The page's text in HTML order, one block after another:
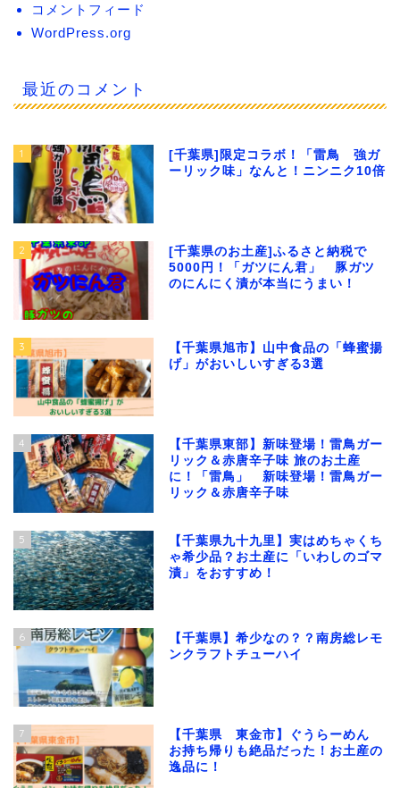
コメントフィード
WordPress.org
最近のコメント
1
[千葉県]限定コラボ！「雷鳥 強ガ
ーリック味」なんと！ニンニク10倍
2
[千葉県のお土産]ふるさと納税で
5000円！「ガツにん君」 豚ガツ
のにんにく漬が本当にうまい！
3
【千葉県旭市】山中食品の「蜂蜜揚
げ」がおいしいすぎる3選
4
【千葉県東部】新味登場！雷鳥ガー
リック＆赤唐辛子味 旅のお土産
に！「雷鳥」 新味登場！雷鳥ガー
リック＆赤唐辛子味
5
【千葉県九十九里】実はめちゃくち
ゃ希少品？お土産に「いわしのゴマ
漬」をおすすめ！
6
【千葉県】希少なの？？南房総レモ
ンクラフトチューハイ
7
【千葉県 東金市】ぐうらーめん
お持ち帰りも絶品だった！お土産の
逸品に！